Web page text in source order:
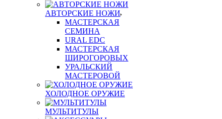
АВТОРСКИЕ НОЖИ
МАСТЕРСКАЯ
СЕМИНА
URAL EDC
МАСТЕРСКАЯ
ШИРОГОРОВЫХ
УРАЛЬСКИЙ
МАСТЕРОВОЙ
ХОЛОДНОЕ ОРУЖИЕ
МУЛЬТИТУЛЫ